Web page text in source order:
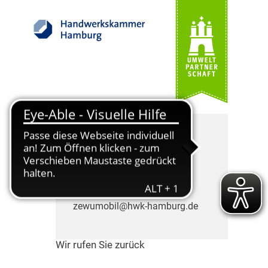
Die ZEWUmobil Berater
freuen sich auf Ihren Anruf.
Telefon: 040 35905-505
zewumobil@hwk-hamburg.de
Wir rufen Sie zurück